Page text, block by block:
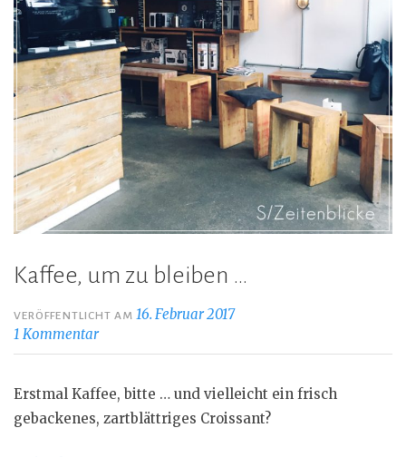
Kaffee, um zu bleiben …
VERÖFFENTLICHT AM16. Februar 2017
1 Kommentar
Erstmal Kaffee, bitte … und vielleicht ein frisch
gebackenes, zartblättriges Croissant?